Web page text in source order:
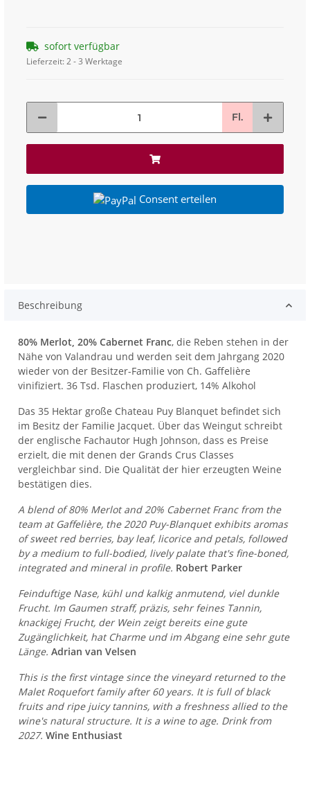
sofort verfügbar
Lieferzeit:2 - 3 Werktage
Fl.
Consent erteilen
Beschreibung
80% Merlot, 20% Cabernet Franc, die Reben stehen in der
Nähe von Valandrau und werden seit dem Jahrgang 2020
wieder von der Besitzer-Familie von Ch. Gaffelière
vinifiziert. 36 Tsd. Flaschen produziert, 14% Alkohol
Das 35 Hektar große Chateau Puy Blanquet befindet sich
im Besitz der Familie Jacquet. Über das Weingut schreibt
der englische Fachautor Hugh Johnson, dass es Preise
erzielt, die mit denen der Grands Crus Classes
vergleichbar sind. Die Qualität der hier erzeugten Weine
bestätigen dies.
A blend of 80% Merlot and 20% Cabernet Franc from the
team at Gaffelière, the 2020 Puy-Blanquet exhibits aromas
of sweet red berries, bay leaf, licorice and petals, followed
by a medium to full-bodied, lively palate that's fine-boned,
integrated and mineral in profile. Robert Parker
Feinduftige Nase, kühl und kalkig anmutend, viel dunkle
Frucht. Im Gaumen straff, präzis, sehr feines Tannin,
knackigej Frucht, der Wein zeigt bereits eine gute
Zugänglichkeit, hat Charme und im Abgang eine sehr gute
Länge.Adrian van Velsen
This is the first vintage since the vineyard returned to the
Malet Roquefort family after 60 years. It is full of black
fruits and ripe juicy tannins, with a freshness allied to the
wine's natural structure. It is a wine to age. Drink from
2027.Wine Enthusiast